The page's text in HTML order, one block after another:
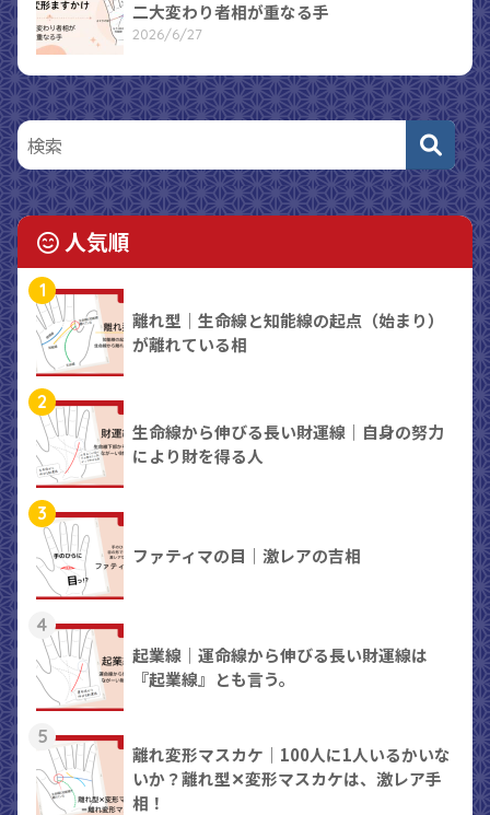
二大変わり者相が重なる手
2026/6/27
人気順
1
離れ型｜生命線と知能線の起点（始まり）
が離れている相
2
生命線から伸びる長い財運線｜自身の努力
により財を得る人
3
ファティマの目｜激レアの吉相
4
起業線｜運命線から伸びる長い財運線は
『起業線』とも言う。
5
離れ変形マスカケ｜100人に1人いるかいな
いか？離れ型✕変形マスカケは、激レア手
相！